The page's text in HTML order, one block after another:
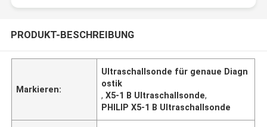
PRODUKT-BESCHREIBUNG
Markieren:
Ultraschallsonde für genaue Diagn
ostik
,X5-1 B Ultraschallsonde,
PHILIP X5-1 B Ultraschallsonde